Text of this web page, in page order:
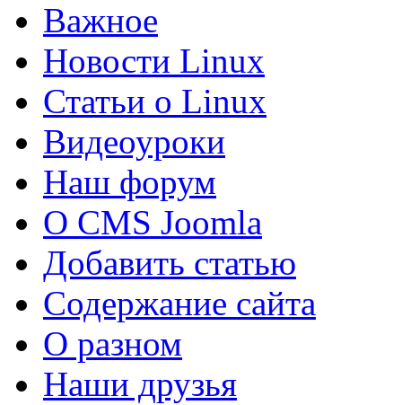
Важное
Новости Linux
Статьи о Linux
Видеоуроки
Наш форум
О CMS Joomla
Добавить статью
Содержание сайта
О разном
Наши друзья